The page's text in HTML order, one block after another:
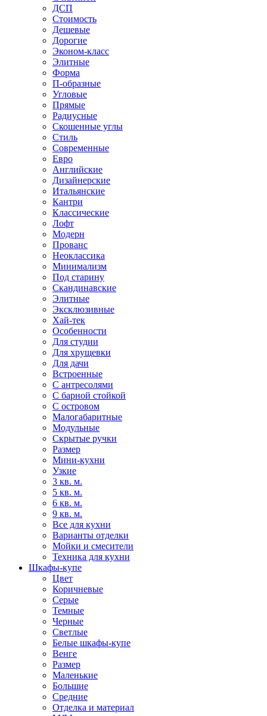
ДСП
Стоимость
Дешевые
Дорогие
Эконом-класс
Элитные
Форма
П-образные
Угловые
Прямые
Радиусные
Скошенные углы
Стиль
Современные
Евро
Английские
Дизайнерские
Итальянские
Кантри
Классические
Лофт
Модерн
Прованс
Неоклассика
Минимализм
Под старину
Скандинавские
Элитные
Эксклюзивные
Хай-тек
Особенности
Для студии
Для хрущевки
Для дачи
Встроенные
С антресолями
С барной стойкой
С островом
Малогабаритные
Модульные
Скрытые ручки
Размер
Мини-кухни
Узкие
3 кв. м.
5 кв. м.
6 кв. м.
9 кв. м.
Все для кухни
Варианты отделки
Мойки и смесители
Техника для кухни
Шкафы-купе
Цвет
Коричневые
Серые
Темные
Черные
Светлые
Белые шкафы-купе
Венге
Размер
Маленькие
Большие
Средние
Отделка и материал